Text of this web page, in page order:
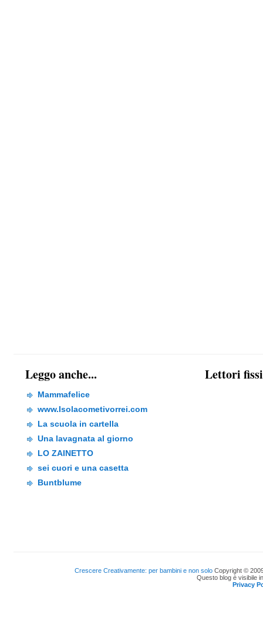
Leggo anche...
Mammafelice
www.Isolacometivorrei.com
La scuola in cartella
Una lavagnata al giorno
LO ZAINETTO
sei cuori e una casetta
Buntblume
Lettori fissi
Crescere Creativamente: per bambini e non solo Copyright ©
Questo blog è visibile
Privacy